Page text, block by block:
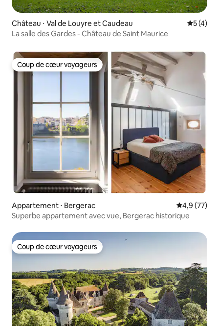
Château ⋅ Val de Louyre et Caudeau
5 (4)
La salle des Gardes - Château de Saint Maurice
Coup de cœur voyageurs
Coup de cœur voyageurs
Appartement ⋅ Bergerac Évaluation
4,9 (77)
Superbe appartement avec vue, Bergerac historique
Coup de cœur voyageurs
Coup de cœur voyageurs